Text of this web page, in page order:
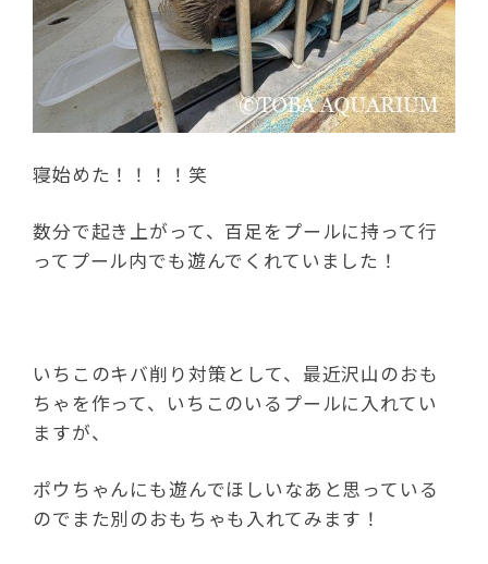
寝始めた！！！！笑
数分で起き上がって、百足をプールに持って行
ってプール内でも遊んでくれていました！
いちこのキバ削り対策として、最近沢山のおも
ちゃを作って、いちこのいるプールに入れてい
ますが、
ポウちゃんにも遊んでほしいなあと思っている
のでまた別のおもちゃも入れてみます！